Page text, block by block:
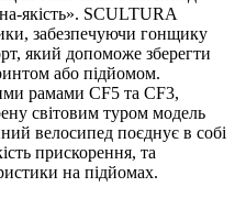
якість». SCULTURA
забезпечуючи гонщику
який допоможе зберегти
або підйомом.
рамами CF5 та CF3,
світовим туром модель
велосипед поєднує в собі
прискорення, та
на підйомах.